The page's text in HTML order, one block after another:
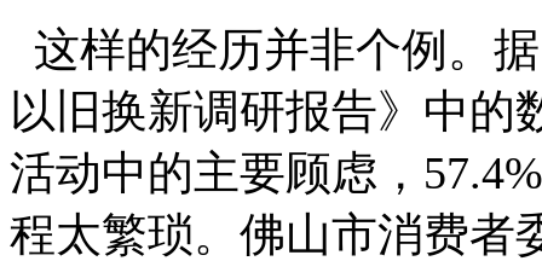
这样的经历并非个例。
以旧换新调研报告》中的
活动中的主要顾虑，
程太繁琐。佛山市消费者